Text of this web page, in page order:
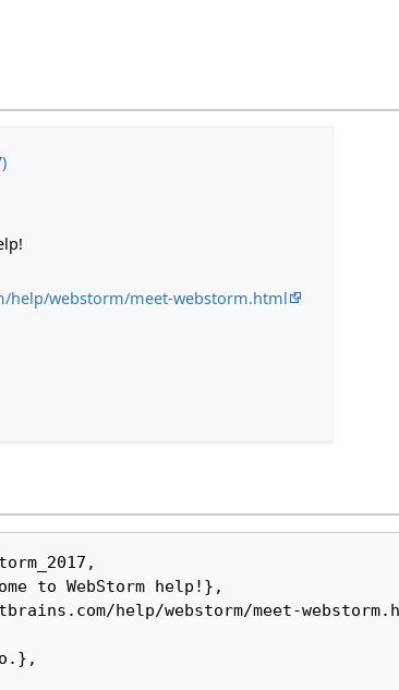
help/webstorm/meet-webstorm.html